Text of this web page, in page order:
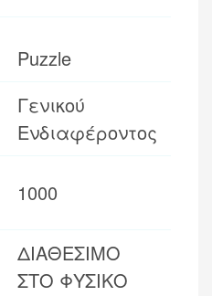
Puzzle
Γενικού
Ενδιαφέροντος
1000
ΔΙΑΘΕΣΙΜΟ
ΣΤΟ ΦΥΣΙΚΟ